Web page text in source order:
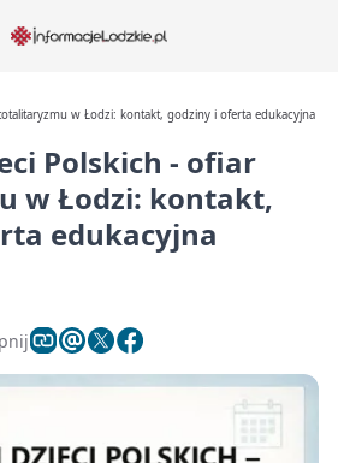
w Łodzi: kontakt, godziny i oferta edukacyjna
Polskich - ofiar
w Łodzi: kontakt,
edukacyjna